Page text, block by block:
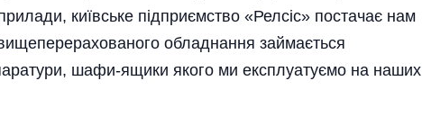
київське підприємство «Релсіс» постачає нам
обладнання займається
шафи-ящики якого ми експлуатуємо на наших